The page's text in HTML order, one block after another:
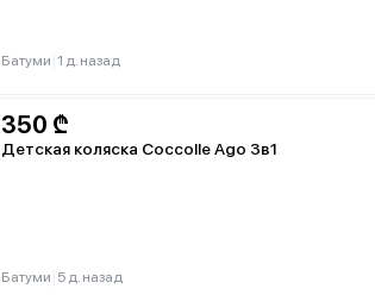
Батуми 1 д. назад
350 ₾
Детская коляска Coccolle Ago 3в1
Батуми 5 д. назад